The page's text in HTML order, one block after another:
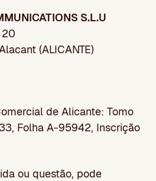
S.L.U
20
(ALICANTE)
de Alicante: Tomo
Folha A-95942, Inscrição
ou questão, pode